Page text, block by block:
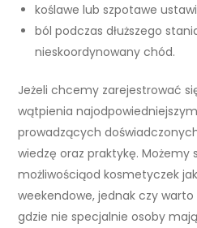
koślawe lub szpotawe
ból podczas dłuższego
nieskoordynowany chód.
Jeżeli chcemy zarejestrować
wątpienia
prowadzących
wiedzę oraz praktykę. Możemy
możliwościąod kosmetyczek
weekendowe, jednak czy
gdzie nie specjalnie osoby